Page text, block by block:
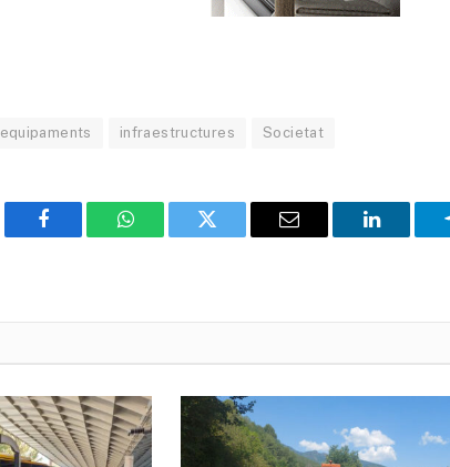
equipaments infraestructures Societat
Facebook WhatsAppTwitter Email LinkedIn